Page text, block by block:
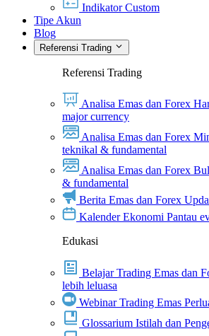
Indikator Custom
Tipe Akun
Blog
Referensi Trading
Referensi Trading
Analisa Emas dan Forex
major currency
Analisa Emas dan Forex
teknikal & fundamental
Analisa Emas dan Forex
& fundamental
Berita Emas dan Forex
Kalender Ekonomi Pantau
Edukasi
Belajar Trading Emas dan
lebih leluasa
Webinar Trading Emas
Glossarium Istilah dan